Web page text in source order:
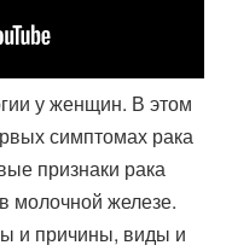
у женщин. В этом
симптомах рака
признаки рака
молочной железе.
и причины, виды и